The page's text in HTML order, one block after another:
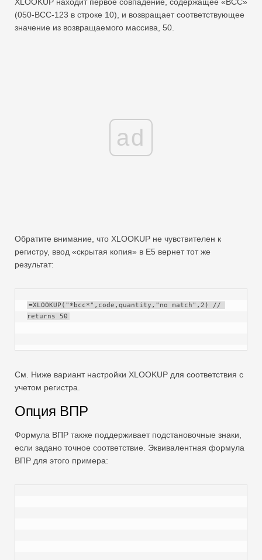
(050-BCC-123 в строке 10), и возвращает соответствующее
значение из возвращаемого массива, 50.
ad
Обратите внимание, что XLOOKUP не чувствителен к
регистру, ввод «скрытая копия» в E5 вернет тот же
результат:
=XLOOKUP("*bcc*",code,quantity,"no match",2) //
returns 50
См. Ниже вариант настройки XLOOKUP для соответствия с
учетом регистра.
Опция ВПР
Формула ВПР также поддерживает подстановочные знаки,
если задано точное соответствие. Эквивалентная формула
ВПР для этого примера: